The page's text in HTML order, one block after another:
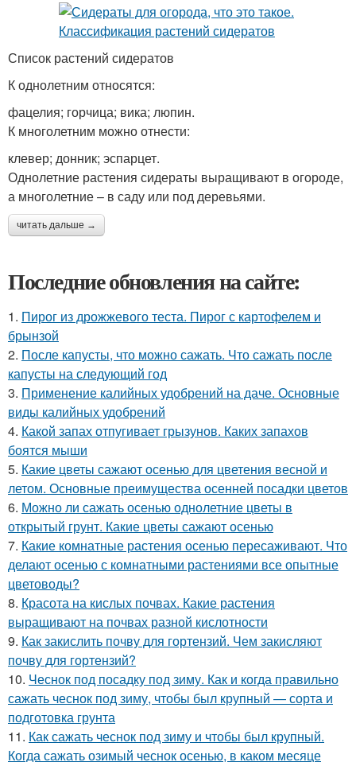
Список растений сидератов
К однолетним относятся:
фацелия; горчица; вика; люпин.
К многолетним можно отнести:
клевер; донник; эспарцет.
Однолетние растения сидераты выращивают в огороде,
а многолетние – в саду или под деревьями.
читать дальше →
Последние обновления на сайте:
1. Пирог из дрожжевого теста. Пирог с картофелем и
брынзой
2. После капусты, что можно сажать. Что сажать после
капусты на следующий год
3. Применение калийных удобрений на даче. Основные
виды калийных удобрений
4. Какой запах отпугивает грызунов. Каких запахов
боятся мыши
5. Какие цветы сажают осенью для цветения весной и
летом. Основные преимущества осенней посадки цветов
6. Можно ли сажать осенью однолетние цветы в
открытый грунт. Какие цветы сажают осенью
7. Какие комнатные растения осенью пересаживают. Что
делают осенью с комнатными растениями все опытные
цветоводы?
8. Красота на кислых почвах. Какие растения
выращивают на почвах разной кислотности
9. Как закислить почву для гортензий. Чем закисляют
почву для гортензий?
10. Чеснок под посадку под зиму. Как и когда правильно
сажать чеснок под зиму, чтобы был крупный — сорта и
подготовка грунта
11. Как сажать чеснок под зиму и чтобы был крупный.
Когда сажать озимый чеснок осенью, в каком месяце